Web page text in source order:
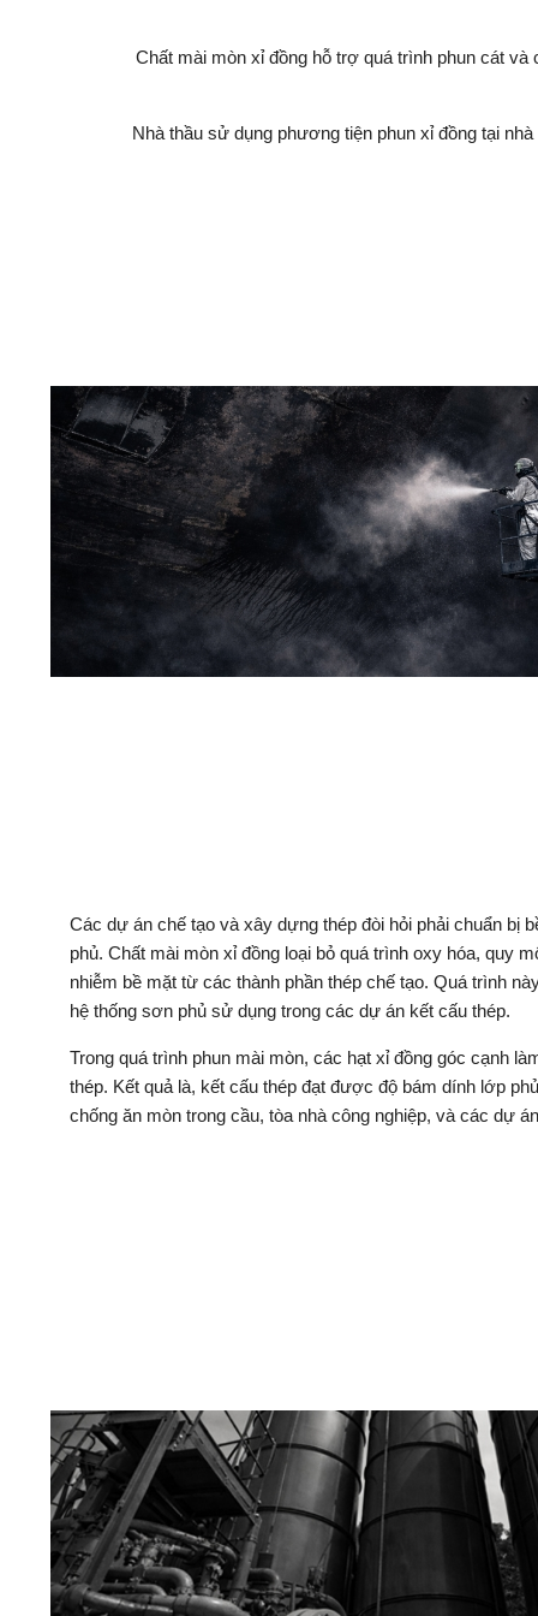
Chất mài mòn xỉ đồng hỗ trợ quá trình phun cát và
Nhà thầu sử dụng phương tiện phun xỉ đồng tại
Các dự án chế tạo và xây dựng thép đòi hỏi phải chuẩn bị
phủ. Chất mài mòn xỉ đồng loại bỏ quá trình oxy hóa, quy
nhiễm bề mặt từ các thành phần thép chế tạo. Quá trình
hệ thống sơn phủ sử dụng trong các dự án kết cấu thép.
Trong quá trình phun mài mòn, các hạt xỉ đồng góc cạnh
thép. Kết quả là, kết cấu thép đạt được độ bám dính lớp
chống ăn mòn trong cầu, tòa nhà công nghiệp, và các dự